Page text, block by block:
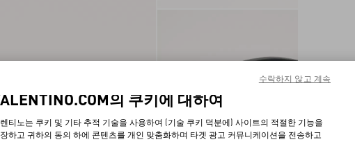
의 쿠키에 대하여
티노는 쿠키 및 기타 추적 기술을 사용하여 (기술 쿠키 덕분에) 사이트의 적절한 기능을
하고 귀하의 동의 하에 콘텐츠를 개인 맞춤화하며 타겟 광고 커뮤니케이션을 전송하고
수락하지 않고 계속